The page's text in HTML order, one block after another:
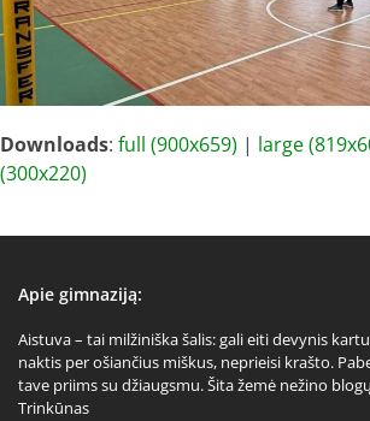
Downloads: full (900x659) | large
(300x220)
Apie gimnaziją:
Aistuva – tai milžiniška šalis: gali eiti devynis
naktis per ošiančius miškus, neprieisi krašto.
tave priims su džiaugsmu. Šita žemė nežino
Trinkūnas